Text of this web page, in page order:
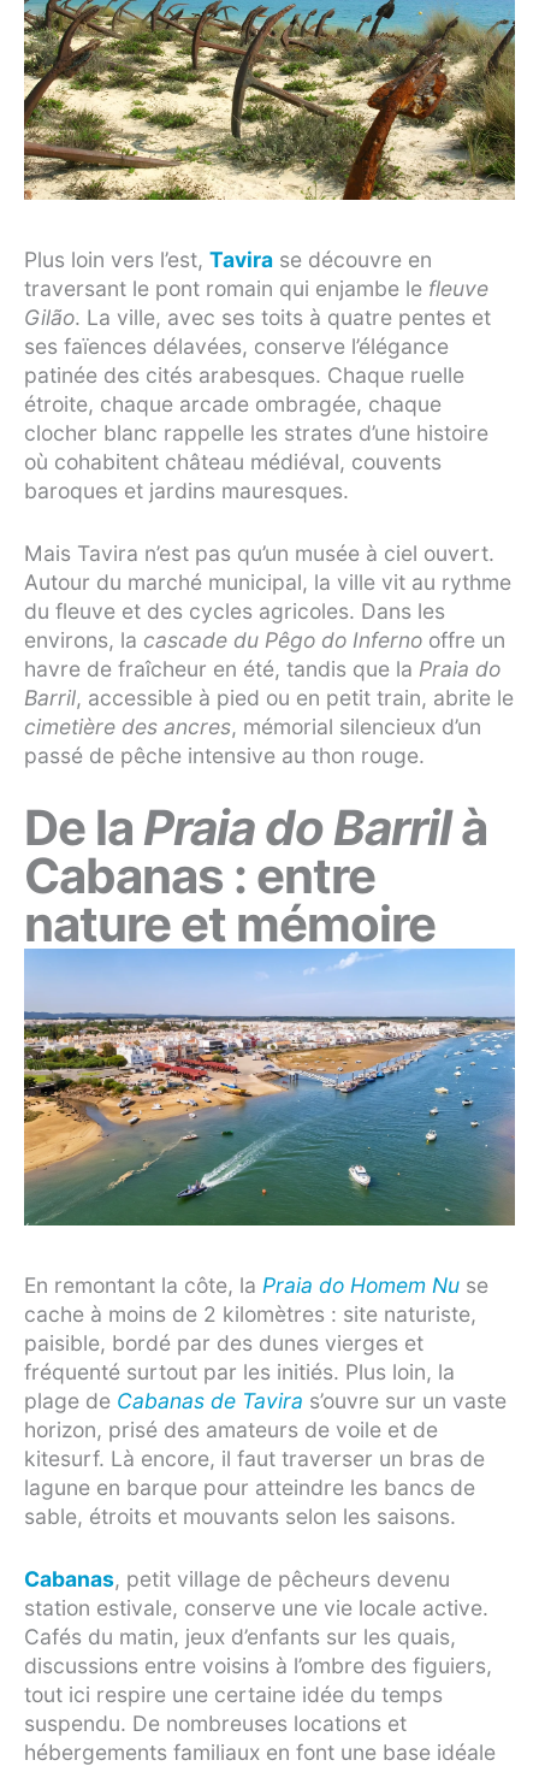
Plus loin vers l’est, Tavira se découvre en
traversant le pont romain qui enjambe le fleuve
Gilão. La ville, avec ses toits à quatre pentes et
ses faïences délavées, conserve l’élégance
patinée des cités arabesques. Chaque ruelle
étroite, chaque arcade ombragée, chaque
clocher blanc rappelle les strates d’une histoire
où cohabitent château médiéval, couvents
baroques et jardins mauresques.
Mais Tavira n’est pas qu’un musée à ciel ouvert.
Autour du marché municipal, la ville vit au rythme
du fleuve et des cycles agricoles. Dans les
environs, la cascade du Pêgo do Inferno offre un
havre de fraîcheur en été, tandis que la Praia do
Barril, accessible à pied ou en petit train, abrite le
cimetière des ancres, mémorial silencieux d’un
passé de pêche intensive au thon rouge.
De laPraia do Barrilà
Cabanas : entre
nature et mémoire
En remontant la côte, la Praia do Homem Nu se
cache à moins de 2 kilomètres : site naturiste,
paisible, bordé par des dunes vierges et
fréquenté surtout par les initiés. Plus loin, la
plage de Cabanas de Tavira s’ouvre sur un vaste
horizon, prisé des amateurs de voile et de
kitesurf. Là encore, il faut traverser un bras de
lagune en barque pour atteindre les bancs de
sable, étroits et mouvants selon les saisons.
Cabanas, petit village de pêcheurs devenu
station estivale, conserve une vie locale active.
Cafés du matin, jeux d’enfants sur les quais,
discussions entre voisins à l’ombre des figuiers,
tout ici respire une certaine idée du temps
suspendu. De nombreuses locations et
hébergements familiaux en font une base idéale